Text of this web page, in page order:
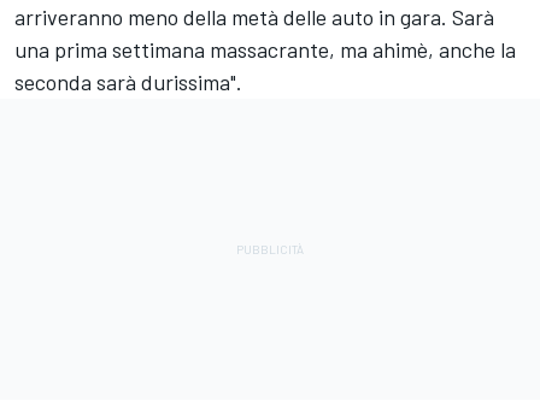
arriveranno meno della metà delle auto in gara. Sarà
una prima settimana massacrante, ma ahimè, anche la
seconda sarà durissima".